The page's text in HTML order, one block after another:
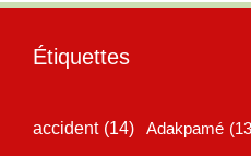
Étiquettes
accident (14) Adakpamé